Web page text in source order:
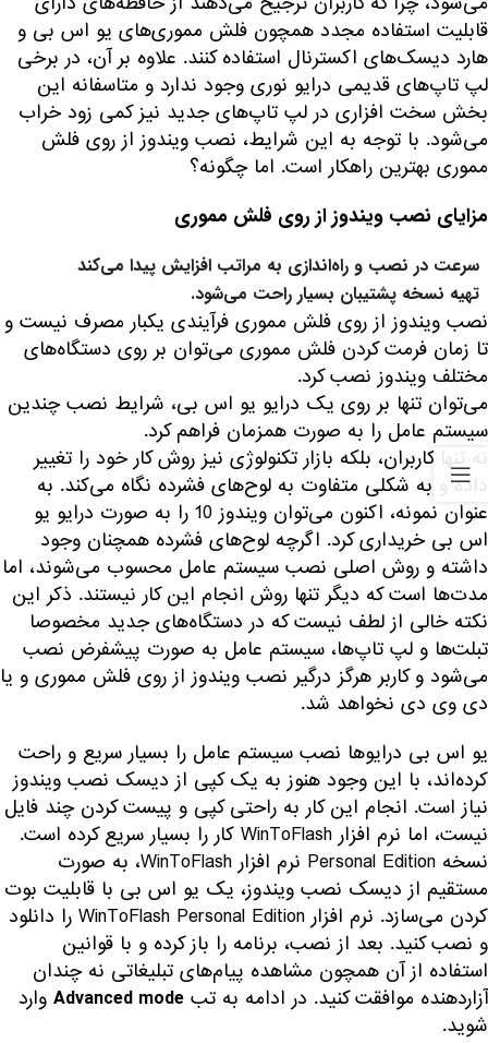
قابلیت استفاده مجدد همچون فلش‌ مموری‌های یو اس بی و
هارد دیسک‌های اکسترنال استفاده کنند. علاوه بر آن، در برخی
لپ تاپ‌های قدیمی درایو نوری وجود ندارد و متاسفانه این
بخش سخت افزاری در لپ تاپ‌های جدید نیز کمی زود خراب
می‌شود. با توجه به این شرایط، نصب ویندوز از روی فلش
مموری بهترین راهکار است. اما چگونه؟
مزایای نصب ویندوز از روی فلش مموری
سرعت در نصب و راه‌اندازی به مراتب افزایش پیدا می‌کند
تهیه نسخه پشتیبان بسیار راحت می‌شود.
نصب ویندوز از روی فلش مموری فرآیندی یکبار مصرف نیست و
تا زمان فرمت کردن فلش مموری می‌توان بر روی دستگاه‌های
مختلف ویندوز نصب کرد.
می‌توان تنها بر روی یک درایو یو اس بی، شرایط نصب چندین
سیستم عامل را به صورت همزمان فراهم کرد.
نه تنها کاربران، بلکه بازار تکنولوژی نیز روش کار خود را تغییر
داده و به شکلی متفاوت به لوح‌های فشرده نگاه می‌کند. به
عنوان نمونه، اکنون می‌توان ویندوز 10 را به صورت درایو یو
اس بی خریداری کرد. اگرچه لوح‌های فشرده همچنان وجود
داشته و روش اصلی نصب سیستم عامل محسوب می‌شوند، اما
مدت‌ها است که دیگر تنها روش انجام این کار نیستند. ذکر این
نکته خالی از لطف نیست که در دستگاه‌های جدید مخصوصا
تبلت‌ها و لپ تاپ‌ها، سیستم عامل به صورت پیشفرض نصب
می‌شود و کاربر هرگز درگیر نصب ویندوز از روی فلش مموری و یا
دی وی دی نخواهد شد.
یو اس بی درایوها نصب سیستم عامل را بسیار سریع و راحت
کرده‌اند، با این وجود هنوز به یک کپی از دیسک نصب ویندوز
نیاز است. انجام این کار به راحتی کپی و پیست کردن چند فایل
نیست، اما نرم افزار WinToFlash کار را بسیار سریع کرده است.
نسخه Personal Edition نرم افزار WinToFlash، به صورت
مستقیم از دیسک نصب ویندوز، یک یو اس بی با قابلیت بوت
کردن می‌سازد. نرم افزار WinToFlash Personal Edition
را دانلود
و نصب کنید. بعد از نصب، برنامه را باز کرده و با قوانین
استفاده از آن همچون مشاهده پیام‌های تبلیغاتی نه چندان
آزاردهنده موافقت کنید. در ادامه به تب Advanced mode وارد
شوید.